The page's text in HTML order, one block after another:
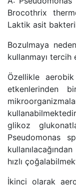
Brocothrix
Laktik asit
Bozulmaya
kullanmayı
Özellikle
etkenlerinden
glikoz
Pseudomonas
hızlı
İkinci olarak